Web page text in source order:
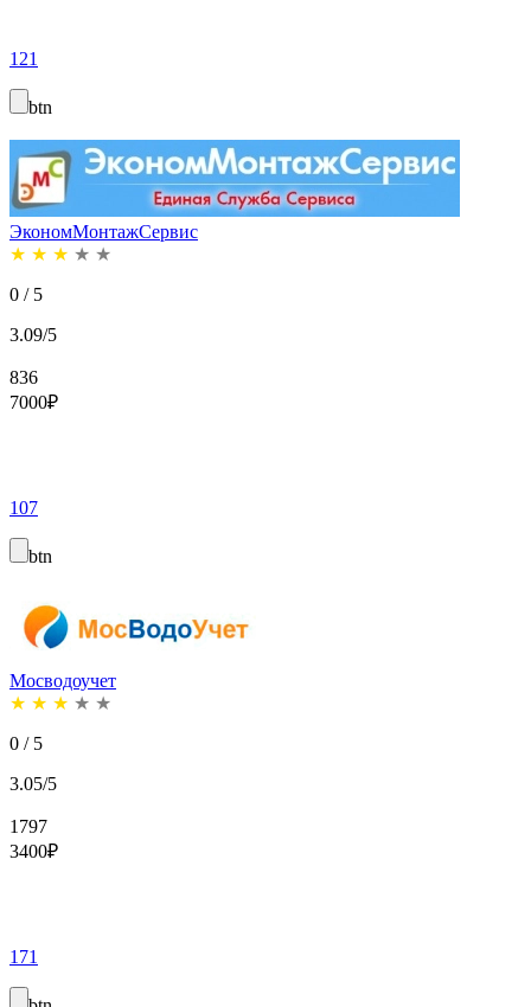
121
btn
ЭкономМонтажСервис
★ ★ ★ ★ ★
0 / 5
3.09/5
836
7000₽
107
btn
Мосводоучет
★ ★ ★ ★ ★
0 / 5
3.05/5
1797
3400₽
171